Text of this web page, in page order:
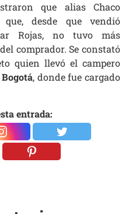
que alias Chaco
desde que vendió
Rojas, no tuvo más
comprador. Se constató
quien llevó el campero
Bogotá, donde fue cargado
entrada: